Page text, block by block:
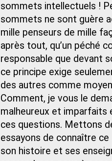
sommets intellectuels !
sommets ne sont guère
mille penseurs de mille
après tout, qu’un péché
responsable que devant
ce principe exige
des autres comme
Comment, je vous le
malheureux et imparfaits
ces questions. Mettons
essayons de connaître
son histoire et ses